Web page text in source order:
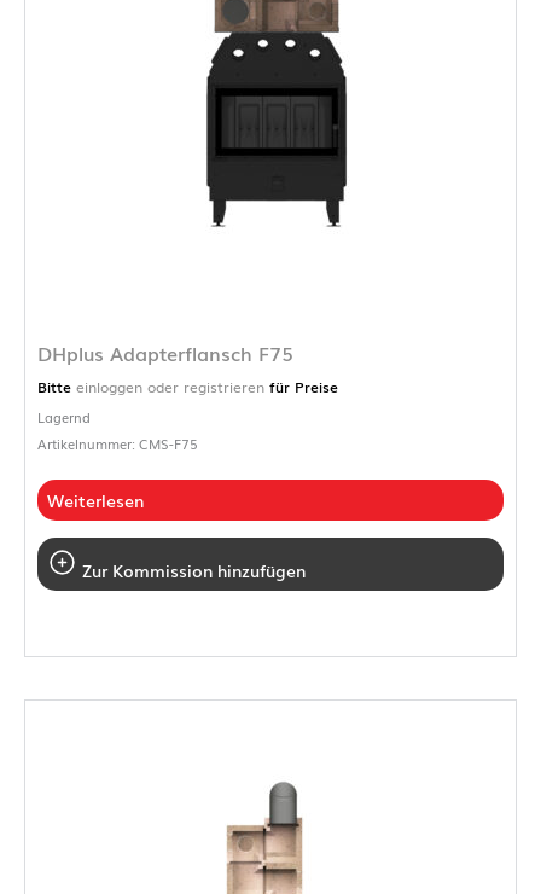
DHplus Adapterflansch F75
Bitte einloggen oder registrieren für Preise
Lagernd
Artikelnummer: CMS-F75
Weiterlesen
Zur Kommission hinzufügen